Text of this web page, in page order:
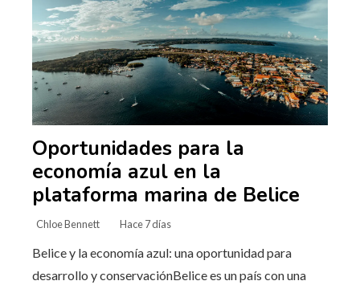
Oportunidades para la
economía azul en la
plataforma marina de Belice
Chloe Bennett Hace 7 días
Belice y la economía azul: una oportunidad para
desarrollo y conservaciónBelice es un país con una